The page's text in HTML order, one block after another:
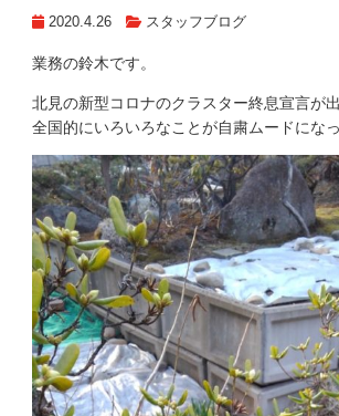
2020.4.26 スタッフブログ
業務の鈴木です。
北見の新型コロナのクラスター終息宣言が
全国的にいろいろなことが自粛ムードにな